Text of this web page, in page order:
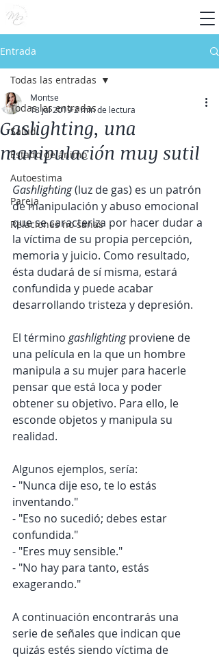
Entrada
Todas las entradas
Salud
Estado de ánimo
Autoestima
Pareja
Relaciones no sanas
Todas las entradas
Gaslighting, una
manipulación muy sutil
Montse
18 jul 20192 min de lectura
Gashlighting (luz de gas) es un patrón
de manipulación y abuso emocional
que se caracteriza por hacer dudar a
la víctima de su propia percepción,
memoria y juicio. Como resultado,
ésta dudará de sí misma, estará
confundida y puede acabar
desarrollando tristeza y depresión.
El término gashlighting proviene de
una película en la que un hombre
manipula a su mujer para hacerle
pensar que está loca y poder
obtener su objetivo. Para ello, le
esconde objetos y manipula su
realidad.
Algunos ejemplos, sería:
- "Nunca dije eso, te lo estás
inventando."
- "Eso no sucedió; debes estar
confundida."
- "Eres muy sensible."
- "No hay para tanto, estás
exagerando."
A continuación encontrarás una
serie de señales que indican que
quizás estés siendo víctima de